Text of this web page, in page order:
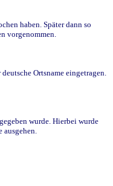
haben. Später dann so
vorgenommen.
Ortsname eingetragen.
wurde. Hierbei wurde